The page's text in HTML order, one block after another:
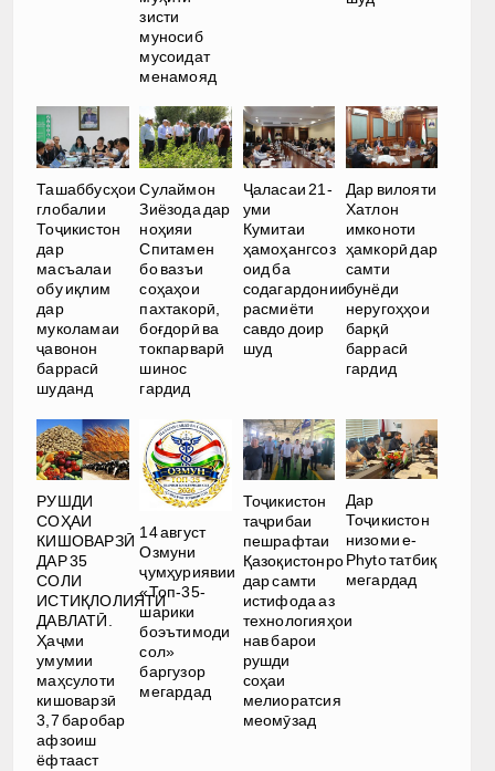
зисти
муносиб
мусоидат
менамояд
Ташаббусҳои
глобалии
Тоҷикистон
дар
масъалаи
обу иқлим
дар
муколамаи
ҷавонон
баррасӣ
шуданд
Сулаймон
Зиёзода дар
ноҳияи
Спитамен
бо вазъи
соҳаҳои
пахтакорӣ,
боғдорӣ ва
токпарварӣ
шинос
гардид
Ҷаласаи 21-
уми
Кумитаи
ҳамоҳангсоз
оид ба
содагардонии
расмиёти
савдо доир
шуд
Дар вилояти
Хатлон
имконоти
ҳамкорӣ дар
самти
бунёди
неругоҳҳои
барқӣ
баррасӣ
гардид
РУШДИ
СОҲАИ
КИШОВАРЗӢ
ДАР 35
СОЛИ
ИСТИҚЛОЛИЯТИ
ДАВЛАТӢ.
Ҳаҷми
умумии
маҳсулоти
кишоварзӣ
3,7 баробар
афзоиш
ёфтааст
14 август
Озмуни
ҷумҳуриявии
«Топ-35-
шарики
боэътимоди
сол»
баргузор
мегардад
Тоҷикистон
таҷрибаи
пешрафтаи
Қазоқистонро
дар самти
истифода аз
технологияҳои
нав барои
рушди
соҳаи
мелиоратсия
меомӯзад
Дар
Тоҷикистон
низоми e-
Phyto татбиқ
мегардад